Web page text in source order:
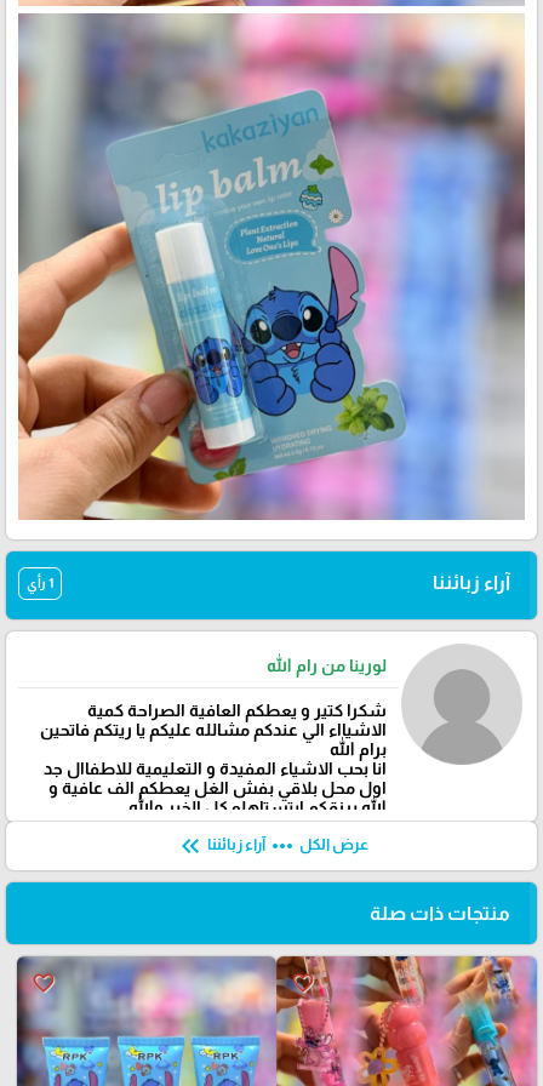
آراء زبائننا 1 رأي
لورينا من رام الله
شكرا كتير و يعطكم العافية الصراحة كمية
الاشيااء الي عندكم مشالله عليكم يا ريتكم فاتحين
برام الله
انا بحب الاشياء المفيدة و التعليمية للاطفاال جد
اول محل بلاقي بفش الغل يعطكم الف عافية و
الله يرزقكم ابتستاهلو كل الخير والله
عرض الكل more_horiz آراء زبائننا keyboard_double_arrow_left
منتجات ذات صلة
favorite_border
favorite_border